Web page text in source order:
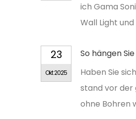
ich Gama
Wall Light
23
Okt 2025
So hängen
Haben Sie
stand vor der
ohne Bohren